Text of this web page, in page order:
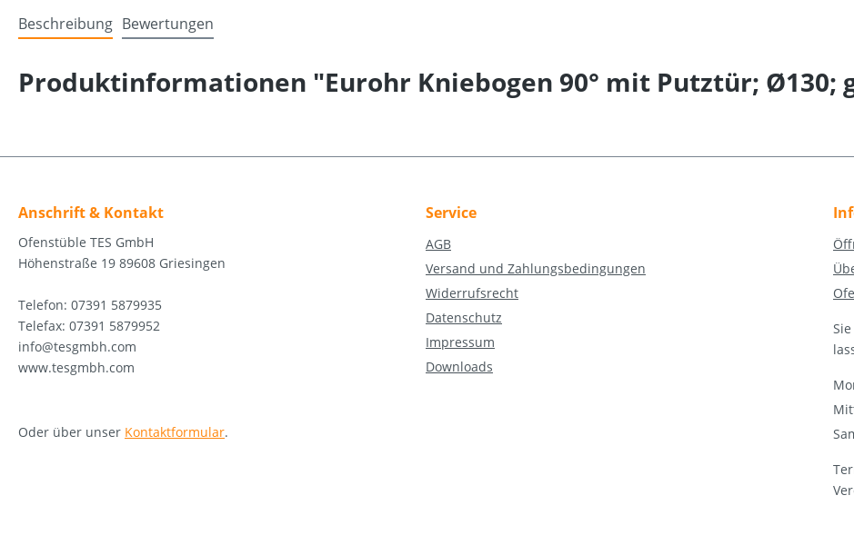
Beschreibung Bewertungen
Produktinformationen "Eurohr Kniebogen 90° mit Putztür; Ø130;
Anschrift & Kontakt
Ofenstüble TES GmbH
Höhenstraße 19 89608 Griesingen
Telefon: 07391 5879935
Telefax: 07391 5879952
info@tesgmbh.com
www.tesgmbh.com
Oder über unser Kontaktformular.
Service
AGB
Versand und Zahlungsbedingungen
Widerrufsrecht
Datenschutz
Impressum
Downloads